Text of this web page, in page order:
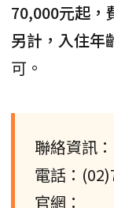
70,000元起，
另計，入住年
可。
聯絡資訊：
電話：
官網：